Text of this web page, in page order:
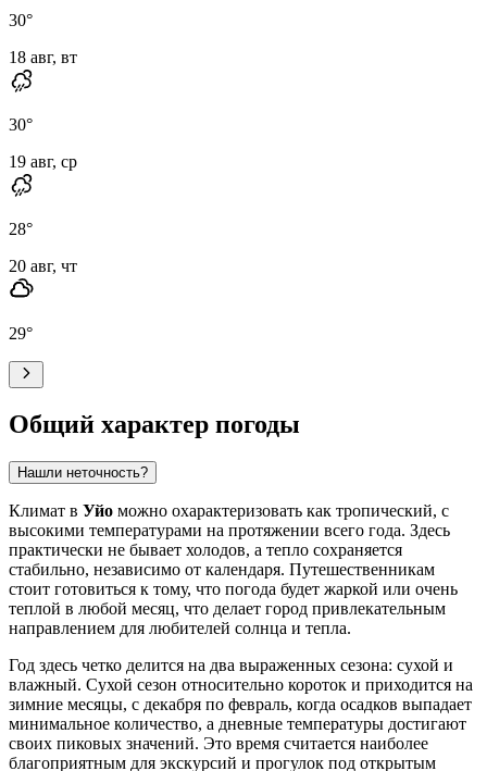
30°
18 авг, вт
30°
19 авг, ср
28°
20 авг, чт
29°
Общий характер погоды
Нашли неточность?
Климат в Уйо можно охарактеризовать как тропический, с
высокими температурами на протяжении всего года. Здесь
практически не бывает холодов, а тепло сохраняется
стабильно, независимо от календаря. Путешественникам
стоит готовиться к тому, что погода будет жаркой или очень
теплой в любой месяц, что делает город привлекательным
направлением для любителей солнца и тепла.
Год здесь четко делится на два выраженных сезона: сухой и
влажный. Сухой сезон относительно короток и приходится на
зимние месяцы, с декабря по февраль, когда осадков выпадает
минимальное количество, а дневные температуры достигают
своих пиковых значений. Это время считается наиболее
благоприятным для экскурсий и прогулок под открытым